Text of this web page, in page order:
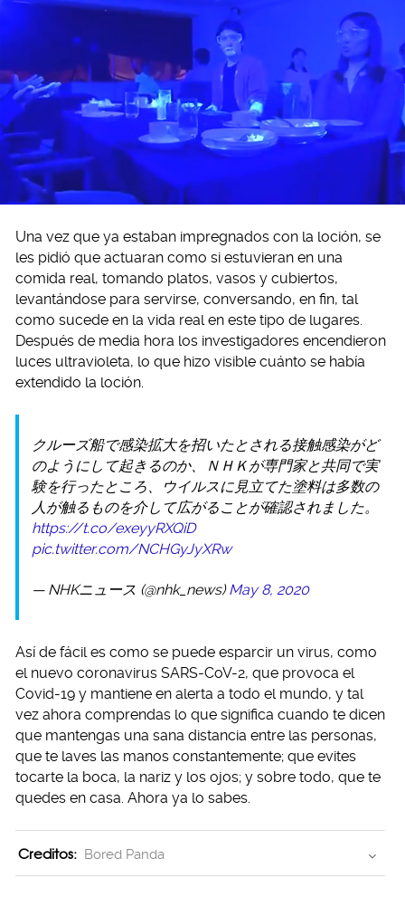
Una vez que ya estaban impregnados con la loción, se
les pidió que actuaran como si estuvieran en una
comida real, tomando platos, vasos y cubiertos,
levantándose para servirse, conversando, en fin, tal
como sucede en la vida real en este tipo de lugares.
Después de media hora los investigadores encendieron
luces ultravioleta, lo que hizo visible cuánto se había
extendido la loción.
クルーズ船で感染拡大を招いたとされる接触感染がど
のようにして起きるのか、ＮＨＫが専門家と共同で実
験を行ったところ、ウイルスに見立てた塗料は多数の
人が触るものを介して広がることが確認されました。
https://t.co/exeyyRXQiD
pic.twitter.com/NCHGyJyXRw
— NHKニュース (@nhk_news)May 8, 2020
Así de fácil es como se puede esparcir un virus, como
el nuevo coronavirus SARS-CoV-2, que provoca el
Covid-19 y mantiene en alerta a todo el mundo, y tal
vez ahora comprendas lo que significa cuando te dicen
que mantengas una sana distancia entre las personas,
que te laves las manos constantemente; que evites
tocarte la boca, la nariz y los ojos; y sobre todo, que te
quedes en casa. Ahora ya lo sabes.
Creditos: Bored Panda